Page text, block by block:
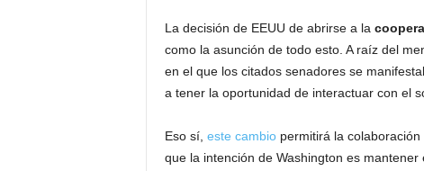
La decisión de EEUU de abrirse a la
como la asunción de todo esto. A raíz del
en el que los citados senadores se
a tener la oportunidad de interactuar con el
Eso sí, este cambiopermitirá la colaboración
que la intención de Washington es